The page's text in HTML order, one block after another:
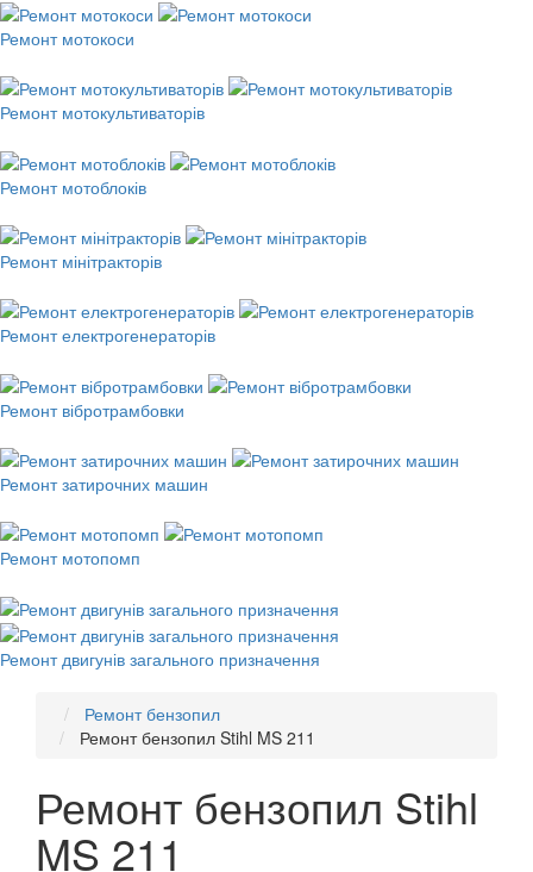
Ремонт мотокоси
Ремонт мотокультиваторів
Ремонт мотоблоків
Ремонт мінітракторів
Ремонт електрогенераторів
Ремонт вібротрамбовки
Ремонт затирочних машин
Ремонт мотопомп
Ремонт двигунів загального призначення
Ремонт бензопил
Ремонт бензопил Stihl MS 211
Ремонт бензопил Stihl
MS 211